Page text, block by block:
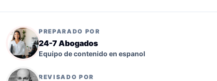
PREPARADO POR
24-7 Abogados
Equipo de contenido en espanol
REVISADO POR